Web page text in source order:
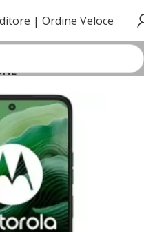
| Ordine Veloce